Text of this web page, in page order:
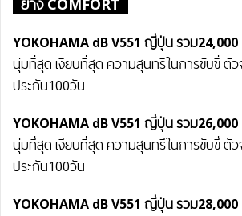
ยาง COMFORT
YOKOHAMA dB V551 ญี่ปุ่น รวม24,0
นุ่มที่สุด เงียบที่สุด ความสุนทรีในการขับขี่ ตั
ประกัน100วัน
YOKOHAMA dB V551 ญี่ปุ่น รวม26,0
นุ่มที่สุด เงียบที่สุด ความสุนทรีในการขับขี่ ตั
ประกัน100วัน
YOKOHAMA dB V551 ญี่ปุ่น รวม28,000